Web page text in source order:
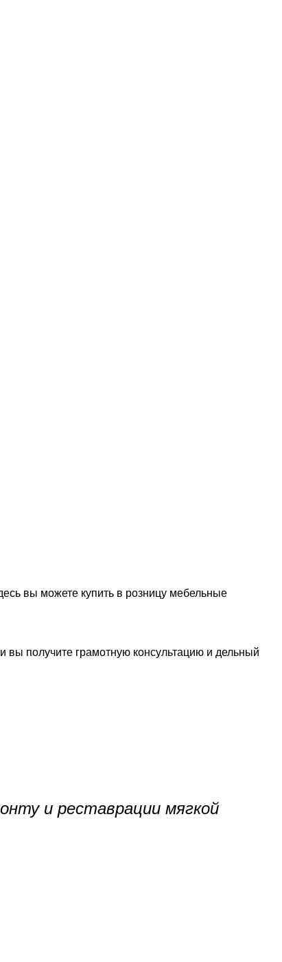
вы можете купить в розницу мебельные
и вы получите грамотную консультацию и дельный
и реставрации мягкой